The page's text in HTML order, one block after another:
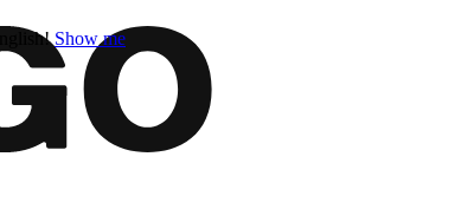
Show me